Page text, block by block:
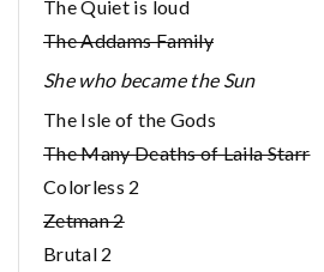
The Quiet is loud
The Addams Family
She who became the Sun
The Isle of the Gods
The Many Deaths of Laila Starr
Colorless 2
Zetman 2
Brutal 2